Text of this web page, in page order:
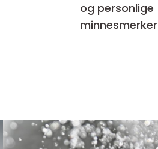
og personlige
minnesmerker